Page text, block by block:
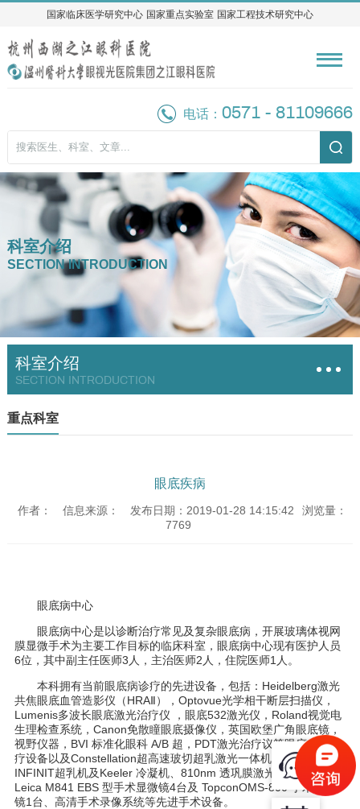
国家临床医学研究中心 国家重点实验室 国家工程技术研究中心
国家临床医学研究中心 国家重点实验室 国家工程技术研究中心
电话：0571 - 81109666
科室介绍
SECTION INTRODUCTION
科室介绍
SECTION INTRODUCTION
重点科室
眼底疾病
作者： 信息来源： 发布日期：2019-01-28 14:15:42
浏览量：
7769
眼底病中心
眼底病中心是以诊断治疗常见及复杂眼底病，开展玻璃体视网
膜显微手术为主要工作目标的临床科室，眼底病中心现有医护人员
6位，其中副主任医师3 人，主治医师2 人，住院医师1 人。
本科拥有当前眼底病诊疗的先进设备，包括： Heidelberg激光
共焦眼底血管造影仪（HRAⅡ）， Optovue光学相干断层扫描仪，
Lumenis多波长眼底激光治疗仪 ，眼底532激光仪， Roland视觉电
生理检查系统， Canon免散瞳眼底摄像仪，英国欧堡广角眼底镜，
视野仪器， BVI 标准化眼科A/B 超， PDT激光治疗议等眼底内科诊
疗设备以及Constellation超高速玻切超乳激光一体机1 台、
台
INFINIT超乳机及Keeler 冷凝机、 810nm 透巩膜激光机各
台、
Leica M841 EBS 型手术显微镜4台及 TopconOMS-800
手术显微
镜1 台、高清手术录像系统等先进手术设备。